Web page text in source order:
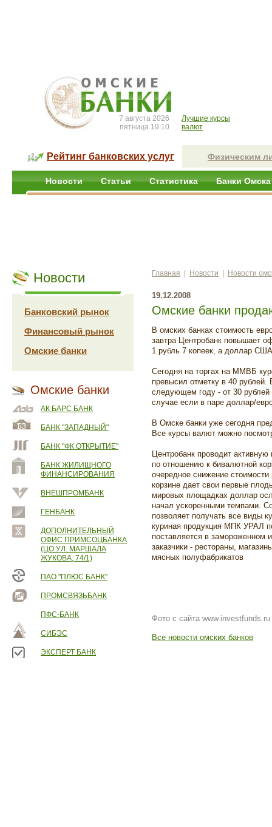
7 августа 2026
пятница 19:10
Лучшие курсы
валют
Рейтинг банковских услуг Физическим
Новости Статьи Статистика Банки Омска
Новости
Банковский рынок
Финансовый рынок
Омские банки
Омские банки
АК БАРС БАНК
БАНК "ЗАПАДНЫЙ"
БАНК "ФК ОТКРЫТИЕ"
БАНК ЖИЛИЩНОГО
ФИНАНСИРОВАНИЯ
ВНЕШПРОМБАНК
ГЕНБАНК
ДОПОЛНИТЕЛЬНЫЙ
ОФИС ПРИМСОЦБАНКА
(ЦО УЛ. МАРШАЛА
ЖУКОВА, 74/1)
ПАО "ПЛЮС БАНК"
ПРОМСВЯЗЬБАНК
ПФС-БАНК
СИБЭС
ЭКСПЕРТ БАНК
Главная Новости Новости
19.12.2008
Омские банки
В омских банках стоимость
завтра Центробанк повышает
1 рубль 7 копеек, а доллар
Сегодня на торгах на ММВБ
превысил отметку в 40 рублей.
следующем году - от 30 рублей
случае если в паре доллар/
В Омске банки уже сегодня
Все курсы валют можно
Центробанк проводит
по отношению к бивалютной
очередное снижение
корзине дает свои первые
мировых площадках доллар
начал ускоренными темпами.
позволяет получать все виды
куриная продукция МПК УРАЛ
поставляется в
заказчики - рестораны,
мясных полуфабрикатов
Фото с сайта www.investfunds.ru
Все новости омских банков